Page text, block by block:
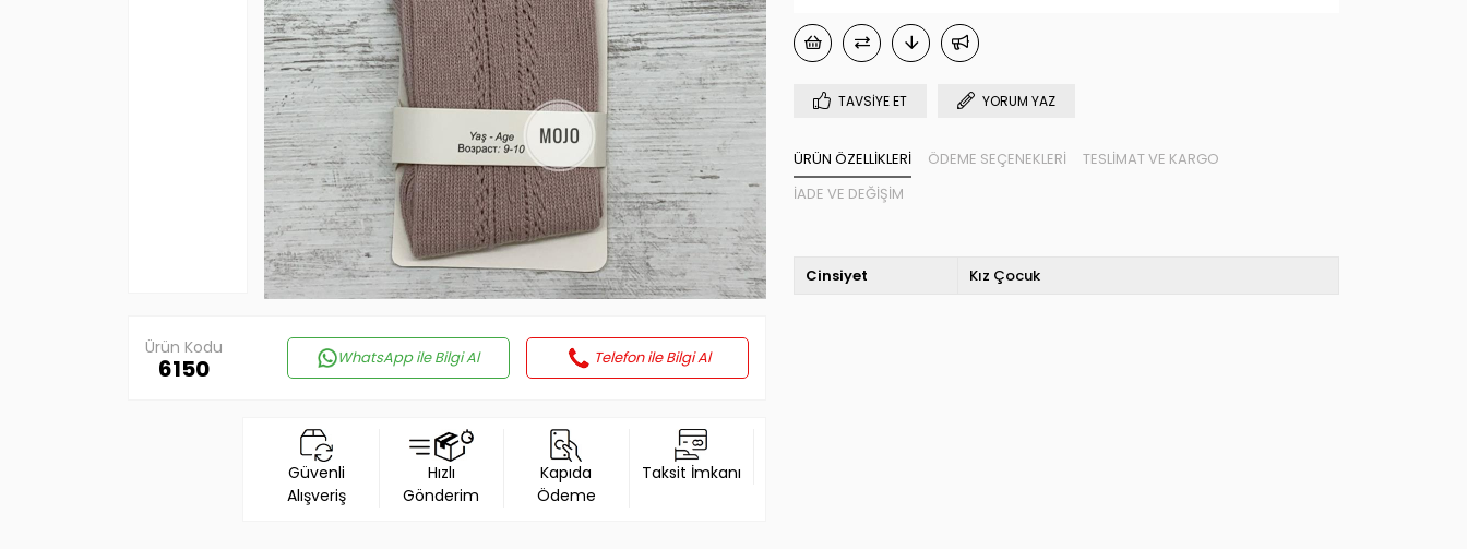
Ürün Kodu
6150 WhatsApp ile Bilgi Al Telefon ile Bilgi Al
Güvenli
Alışveriş
Hızlı
Gönderim
Kapıda
Ödeme
Taksit İmkanı
TAVSIYE ET YORUM YAZ
ÜRÜN ÖZELLIKLERI ÖDEME SEÇENEKLERI
TESLIMAT VE KARGO
İADE VE DEĞIŞIM
Cinsiyet Kız Çocuk